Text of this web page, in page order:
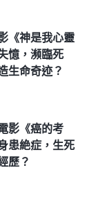
《神是我心靈
憶，瀕臨死
生命奇迹？
影《癌的考
患絶症，生死
歷？